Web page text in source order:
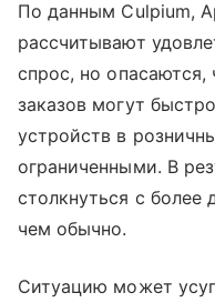
По данным Culpium,
рассчитывают
спрос, но опасаются,
заказов могут
устройств в
ограниченными. В
столкнуться с
чем обычно.
Ситуацию может